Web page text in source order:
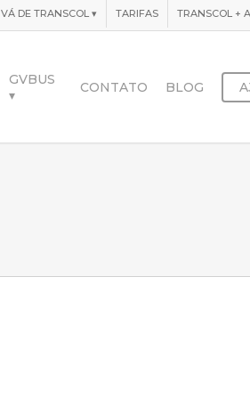
VÁ DE TRANSCOL ▾ TARIFAS TRANSCOL +
GVBUS
▾
CONTATO BLOG